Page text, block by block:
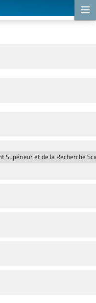
et de la Recherche